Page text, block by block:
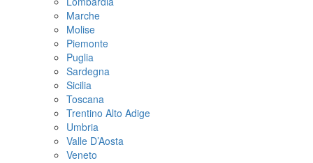
Marche
Molise
Piemonte
Puglia
Sardegna
Sicilia
Toscana
Trentino Alto Adige
Umbria
Valle D’Aosta
Veneto